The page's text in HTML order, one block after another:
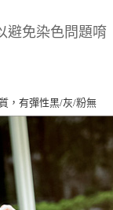
避免染色問題唷
，有彈性黑/灰/粉無